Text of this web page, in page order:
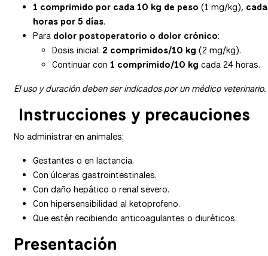
1 comprimido por cada 10 kg de peso (1 mg/kg),
horas por 5 días.
Para dolor postoperatorio o dolor crónico:
Dosis inicial: 2 comprimidos/10 kg (2 mg/kg).
Continuar con 1 comprimido/10 kg cada 24 horas.
El uso y duración deben ser indicados por un médico veterinario.
Instrucciones y precauciones
No administrar en animales:
Gestantes o en lactancia.
Con úlceras gastrointestinales.
Con daño hepático o renal severo.
Con hipersensibilidad al ketoprofeno.
Que estén recibiendo anticoagulantes o diuréticos.
Presentación